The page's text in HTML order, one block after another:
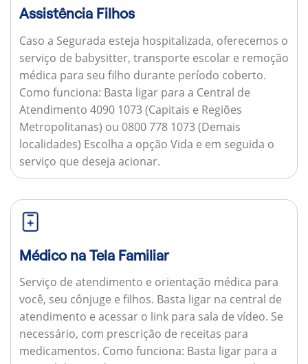
Assistência Filhos
Caso a Segurada esteja hospitalizada, oferecemos o
serviço de babysitter, transporte escolar e remoção
médica para seu filho durante período coberto.
Como funciona: Basta ligar para a Central de
Atendimento 4090 1073 (Capitais e Regiões
Metropolitanas) ou 0800 778 1073 (Demais
localidades) Escolha a opção Vida e em seguida o
serviço que deseja acionar.
Médico na Tela Familiar
Serviço de atendimento e orientação médica para
você, seu cônjuge e filhos. Basta ligar na central de
atendimento e acessar o link para sala de vídeo. Se
necessário, com prescrição de receitas para
medicamentos. Como funciona: Basta ligar para a